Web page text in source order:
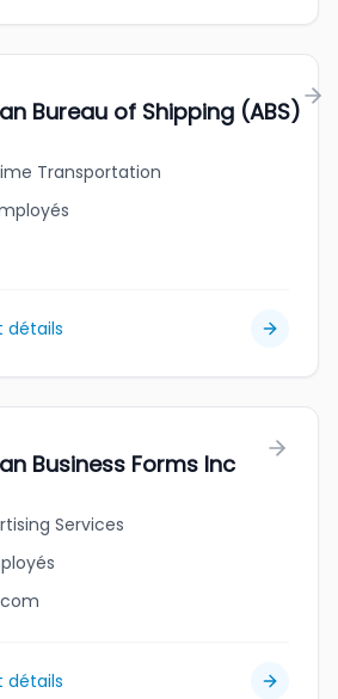
Bureau of Shipping (ABS)
Transportation
détails
Business Forms Inc
Services
détails